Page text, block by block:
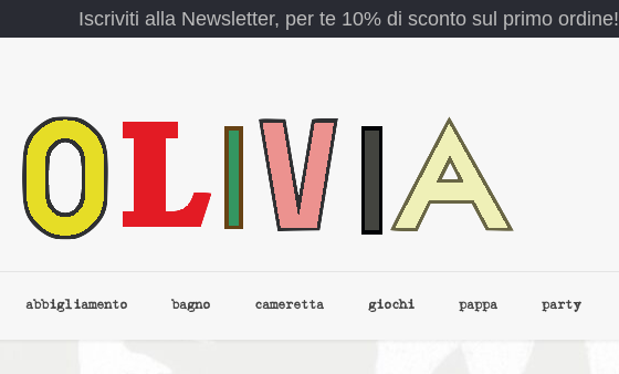
Iscriviti alla Newsletter, per te 10% di sconto sul primo ordine!
abbigliamento bagno cameretta giochi pappa party